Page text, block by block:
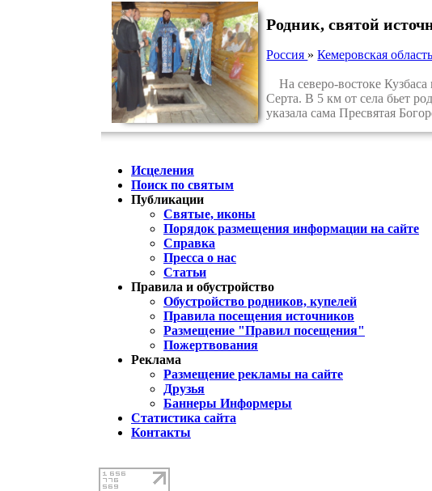
Родник, святой
Россия »Кемеровская область
На северо-востоке
Серта. В 5 км от села бьет
указала сама Пресвятая
Исцеления
Поиск по святым
Публикации
Святые, иконы
Порядок размещения информации на сайте
Справка
Пресса о нас
Статьи
Правила и обустройство
Обустройство родников, купелей
Правила посещения источников
Размещение "Правил посещения"
Пожертвования
Реклама
Размещение рекламы на сайте
Друзья
Баннеры Информеры
Статистика сайта
Контакты